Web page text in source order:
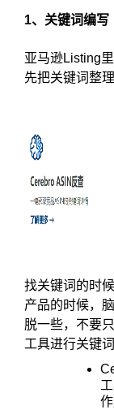
1、关键词编写
亚马逊Listing
先把关键词整理
找关键词的时
产品的时候，
脱一些，不要
工具进行关键词